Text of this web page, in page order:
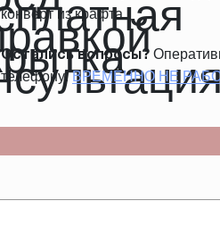
конверт из крафта.
Остались вопросы?
телефону:ВРЕМЕННО НЕ